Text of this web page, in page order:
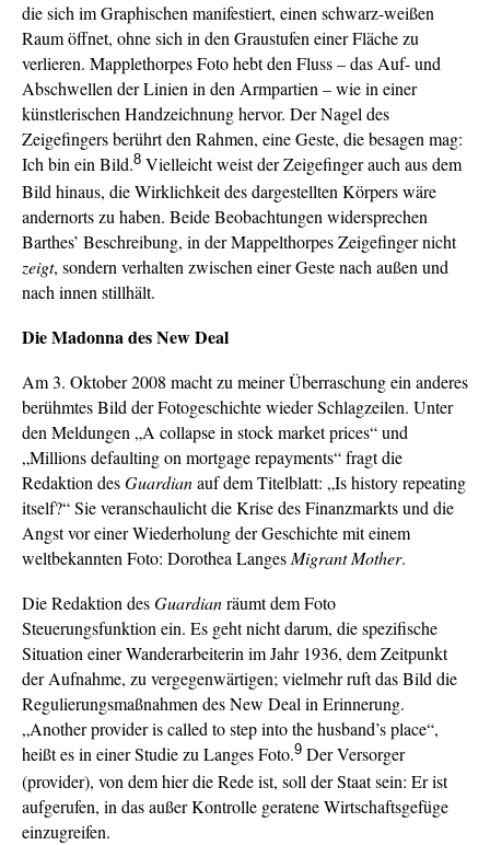
die sich im Graphischen manifestiert, einen schwarz-weißen
Raum öffnet, ohne sich in den Graustufen einer Fläche zu
verlieren. Mapplethorpes Foto hebt den Fluss – das Auf- und
Abschwellen der Linien in den Armpartien – wie in einer
künstlerischen Handzeichnung hervor. Der Nagel des
Zeigefingers berührt den Rahmen, eine Geste, die besagen mag:
Ich bin ein Bild.8 Vielleicht weist der Zeigefinger auch aus dem
Bild hinaus, die Wirklichkeit des dargestellten Körpers wäre
andernorts zu haben. Beide Beobachtungen widersprechen
Barthes’ Beschreibung, in der Mappelthorpes Zeigefinger nicht
zeigt, sondern verhalten zwischen einer Geste nach außen und
nach innen stillhält.
Die Madonna des New Deal
Am 3. Oktober 2008 macht zu meiner Überraschung ein anderes
berühmtes Bild der Fotogeschichte wieder Schlagzeilen. Unter
den Meldungen „A collapse in stock market prices“ und
„Millions defaulting on mortgage repayments“ fragt die
Redaktion desGuardianauf dem Titelblatt: „Is history repeating
itself?“ Sie veranschaulicht die Krise des Finanzmarkts und die
Angst vor einer Wiederholung der Geschichte mit einem
weltbekannten Foto: Dorothea Langes Migrant Mother.
Die Redaktion desGuardianräumt dem Foto
Steuerungsfunktion ein. Es geht nicht darum, die spezifische
Situation einer Wanderarbeiterin im Jahr 1936, dem Zeitpunkt
der Aufnahme, zu vergegenwärtigen; vielmehr ruft das Bild die
Regulierungsmaßnahmen des New Deal in Erinnerung.
„Another provider is called to step into the husband’s place“,
heißt es in einer Studie zu Langes Foto.9 Der Versorger
(provider), von dem hier die Rede ist, soll der Staat sein: Er ist
aufgerufen, in das außer Kontrolle geratene Wirtschaftsgefüge
einzugreifen.